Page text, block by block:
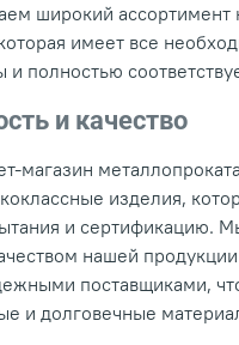
широкий ассортимент
имеет все
и полностью
и качество
магазин
изделия,
и сертификацию.
нашей
поставщиками,
и долговечные